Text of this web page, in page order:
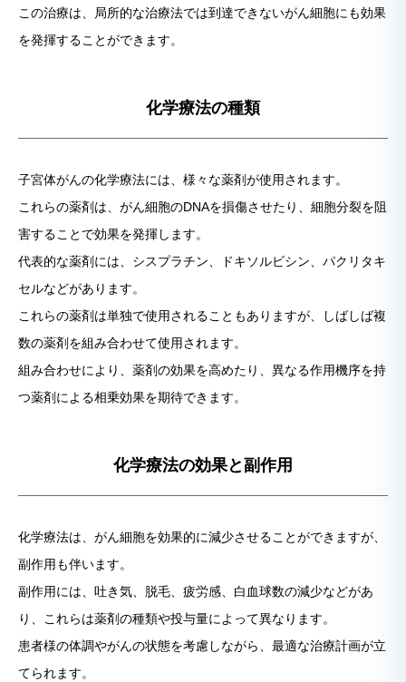
この治療は、局所的な治療法では到達できないがん細胞にも効果
を発揮することができます。
化学療法の種類
子宮体がんの化学療法には、様々な薬剤が使用されます。
これらの薬剤は、がん細胞のDNAを損傷させたり、細胞分裂を阻
害することで効果を発揮します。
代表的な薬剤には、シスプラチン、ドキソルビシン、パクリタキ
セルなどがあります。
これらの薬剤は単独で使用されることもありますが、しばしば複
数の薬剤を組み合わせて使用されます。
組み合わせにより、薬剤の効果を高めたり、異なる作用機序を持
つ薬剤による相乗効果を期待できます。
化学療法の効果と副作用
化学療法は、がん細胞を効果的に減少させることができますが、
副作用も伴います。
副作用には、吐き気、脱毛、疲労感、白血球数の減少などがあ
り、これらは薬剤の種類や投与量によって異なります。
患者様の体調やがんの状態を考慮しながら、最適な治療計画が立
てられます。